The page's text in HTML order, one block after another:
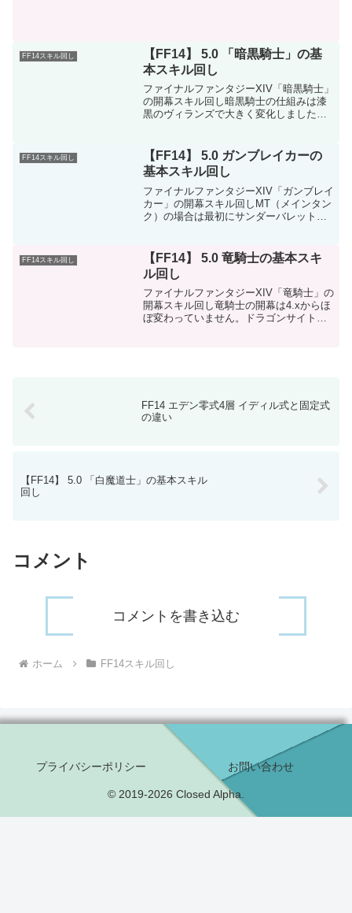
FF14スキル回し
【FF14】 5.0 「暗黒騎士」の基
本スキル回し
ファイナルファンタジーXIV「暗黒騎士」
の開幕スキル回し暗黒騎士の仕組みは漆
黒のヴィランズで大きく変化しました。
５回のブラッドスピラーを使えます。下
記は微妙に違うスキル...
FF14スキル回し
【FF14】 5.0 ガンブレイカーの
基本スキル回し
ファイナルファンタジーXIV「ガンブレイ
カー」の開幕スキル回しMT（メインタン
ク）の場合は最初にサンダーバレットを
リッキー。ブラッドソイルを使うタイミ
ングも少し複雑なの...
FF14スキル回し
【FF14】 5.0 竜騎士の基本スキ
ル回し
ファイナルファンタジーXIV「竜騎士」の
開幕スキル回し竜騎士の開幕は4.xからほ
ぼ変わっていません。ドラゴンサイトと
FF14 エデン零式4層 イディル式と固定式
の違い
【FF14】 5.0 「白魔道士」の基本スキル
回し
コメント
コメントを書き込む
ホーム FF14スキル回し
プライバシーポリシー お問い合わせ
© 2019-2026 Closed Alpha.